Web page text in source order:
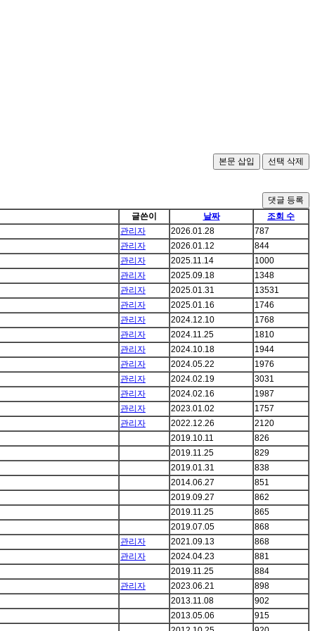
댓글 등록
글쓴이 날짜
조회 수
관리자 2026.01.28
787
관리자 2026.01.12
844
관리자 2025.11.14
1000
관리자 2025.09.18
1348
관리자 2025.01.31
13531
관리자 2025.01.16
1746
관리자 2024.12.10
1768
관리자 2024.11.25
1810
관리자 2024.10.18
1944
관리자 2024.05.22
1976
관리자 2024.02.19
3031
관리자 2024.02.16
1987
관리자 2023.01.02
1757
관리자 2022.12.26
2120
2019.10.11
826
2019.11.25
829
2019.01.31
838
2014.06.27
851
2019.09.27
862
2019.11.25
865
2019.07.05
868
관리자 2021.09.13
868
관리자 2024.04.23
881
2019.11.25
884
관리자 2023.06.21
898
2013.11.08
902
2013.05.06
915